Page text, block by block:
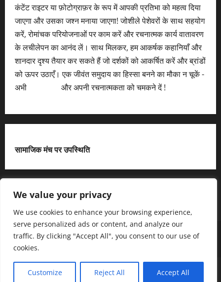
We value your privacy
We use cookies to enhance your browsing experience,
serve personalized ads or content, and analyze our
traffic. By clicking "Accept All", you consent to our use of
cookies.
Customize Reject All Accept All
कंटेंट राइटर या फ़ोटोग्राफ़र के रूप में आपकी प्रतिभा को महत्व दिया
जाएगा और उसका जश्न मनाया जाएगा! जोशीले पेशेवरों के साथ सहयोग
करें, रोमांचक परियोजनाओं पर काम करें और रचनात्मक कार्य वातावरण
के लचीलेपन का आनंद लें। साथ मिलकर, हम आकर्षक कहानियाँ और
शानदार दृश्य तैयार कर सकते हैं जो दर्शकों को आकर्षित करें और ब्रांडों
को ऊपर उठाएँ। एक जीवंत समुदाय का हिस्सा बनने का मौका न चूकें -
अभी
और अपनी रचनात्मकता को चमकने दें !
सामाजिक मंच पर उपस्थिति
X
हमसे जुड़ें
आधिकारिक नीति पृष्ठ (Privacy Policy)
Copyright © All rights reserved. MoreNews द्धारा AF